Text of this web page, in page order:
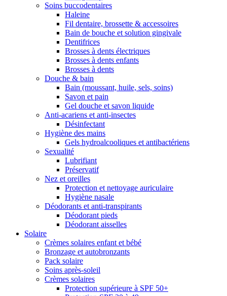
Soins buccodentaires
Haleine
Fil dentaire, brossette & accessoires
Bain de bouche et solution gingivale
Dentifrices
Brosses à dents électriques
Brosses à dents enfants
Brosses à dents
Douche & bain
Bain (moussant, huile, sels, soins)
Savon et pain
Gel douche et savon liquide
Anti-acariens et anti-insectes
Désinfectant
Hygiène des mains
Gels hydroalcooliques et antibactériens
Sexualité
Lubrifiant
Préservatif
Nez et oreilles
Protection et nettoyage auriculaire
Hygiène nasale
Déodorants et anti-transpirants
Déodorant pieds
Déodorant aisselles
Solaire
Crèmes solaires enfant et bébé
Bronzage et autobronzants
Pack solaire
Soins après-soleil
Crèmes solaires
Protection supérieure à SPF 50+